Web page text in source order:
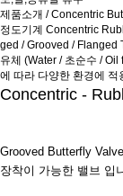
제품소개 / Concentric
정도기계 Concentric
ged / Grooved / Flanged
유체 (Water / 초순수 /
에 따라 다양한 환경에
Concentric -
Grooved Butterfly
장착이 가능한 밸브 입